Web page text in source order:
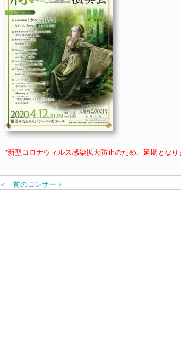
*新型コロナウィルス感染拡大防止のため、延期となり
＜ 前のコンサート